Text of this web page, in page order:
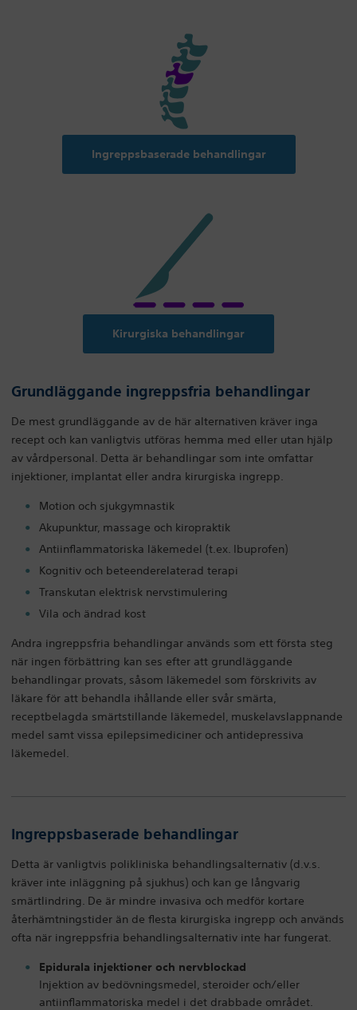
Ingreppsbaserade behandlingar
Kirurgiska behandlingar
Grundläggande ingreppsfria behandlingar
De mest grundläggande av de här alternativen kräver inga
recept och kan vanligtvis utföras hemma med eller utan hjälp
av vårdpersonal. Detta är behandlingar som inte omfattar
injektioner, implantat eller andra kirurgiska ingrepp.
Motion och sjukgymnastik
Akupunktur, massage och kiropraktik
Antiinflammatoriska läkemedel (t.ex. Ibuprofen)
Kognitiv och beteenderelaterad terapi
Transkutan elektrisk nervstimulering
Vila och ändrad kost
Andra ingreppsfria behandlingar används som ett första steg
när ingen förbättring kan ses efter att grundläggande
behandlingar provats, såsom läkemedel som förskrivits av
läkare för att behandla ihållande eller svår smärta,
receptbelagda smärtstillande läkemedel, muskelavslappnande
medel samt vissa epilepsimediciner och antidepressiva
läkemedel.
Ingreppsbaserade behandlingar
Detta är vanligtvis polikliniska behandlingsalternativ (d.v.s.
kräver inte inläggning på sjukhus) och kan ge långvarig
smärtlindring. De är mindre invasiva och medför kortare
återhämtningstider än de flesta kirurgiska ingrepp och används
ofta när ingreppsfria behandlingsalternativ inte har fungerat.
Epidurala injektioner och nervblockad
Injektion av bedövningsmedel, steroider och/eller
antiinflammatoriska medel i det drabbade området.